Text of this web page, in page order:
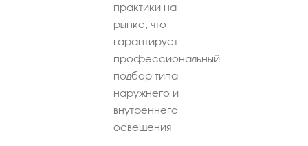
практики на
рынке, что
гарантирует
профессиональный
подбор типа
наружнего и
внутреннего
освещения